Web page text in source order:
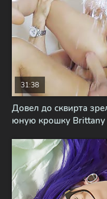
Довел до сквирта
юную крошку Brittany
31:38